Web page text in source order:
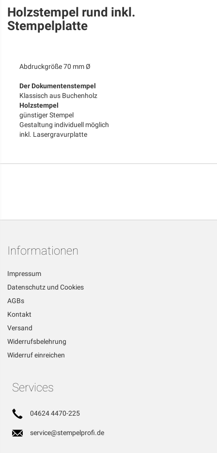
Holzstempel rund inkl.
Stempelplatte
Abdruckgröße 70 mm Ø
Der Dokumentenstempel
Klassisch aus Buchenholz
Holzstempel
günstiger Stempel
Gestaltung individuell möglich
inkl. Lasergravurplatte
Informationen
Impressum
Datenschutz und Cookies
AGBs
Kontakt
Versand
Widerrufsbelehrung
Widerruf einreichen
Services
04624 4470-225
service@stempelprofi.de